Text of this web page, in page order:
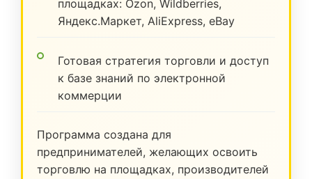
площадках: Ozon, Wildberries,
Яндекс.Маркет, AliExpress, eBay
Готовая стратегия торговли и доступ
к базе знаний по электронной
коммерции
Программа создана для
предпринимателей, желающих освоить
торговлю на площадках, производителей